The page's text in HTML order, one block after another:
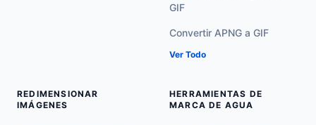
GIF
Convertir APNG a GIF
Ver Todo
REDIMENSIONAR
IMÁGENES
HERRAMIENTAS DE
MARCA DE AGUA